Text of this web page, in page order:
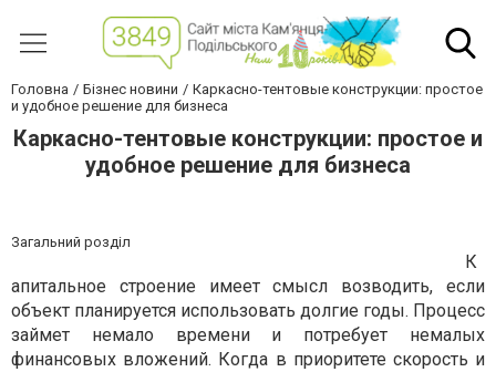
Головна Бізнес новини
Каркасно-тентовые конструкции: простое
и удобное решение для бизнеса
Каркасно-тентовые конструкции: простое и
удобное решение для бизнеса
Загальний розділ
К
апитальное строение имеет смысл возводить, если
объект планируется использовать долгие годы. Процесс
займет немало времени и потребует немалых
финансовых вложений. Когда в приоритете скорость и